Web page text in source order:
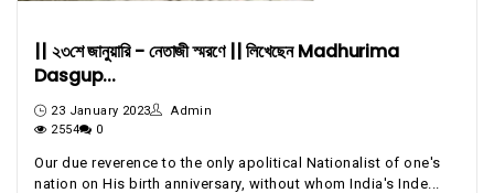
|| ২৩শে জানুয়ারি - নেতাজী স্মরণে || লিখেছেন Madhurima
Dasgup...
23 January 2023
Admin
2554
0
Our due reverence to the only apolitical Nationalist of one's
nation on His birth anniversary, without whom India's Inde...